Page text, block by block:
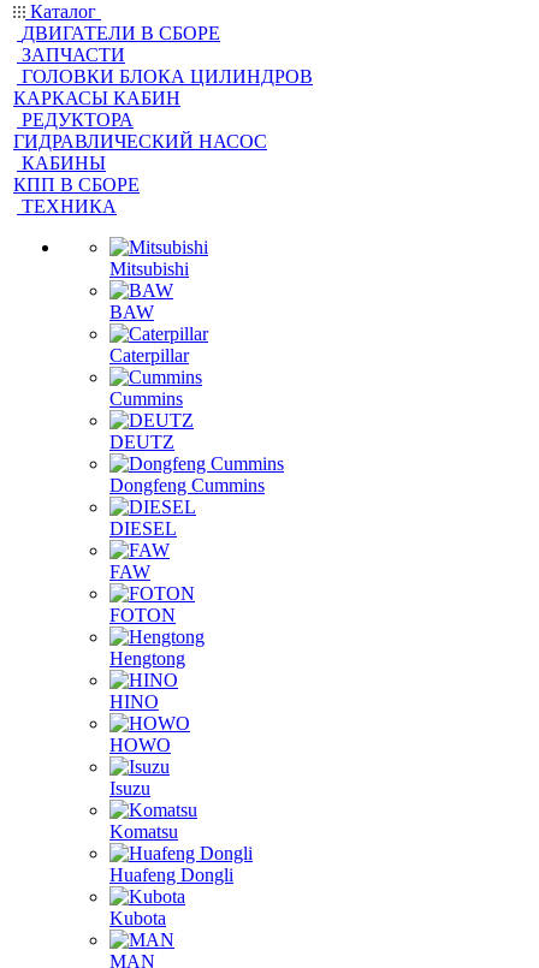
Каталог
ДВИГАТЕЛИ В СБОРЕ
ЗАПЧАСТИ
ГОЛОВКИ БЛОКА ЦИЛИНДРОВ
КАРКАСЫ КАБИН
РЕДУКТОРА
ГИДРАВЛИЧЕСКИЙ НАСОС
КАБИНЫ
КПП В СБОРЕ
ТЕХНИКА
Mitsubishi
BAW
Caterpillar
Cummins
DEUTZ
Dongfeng Cummins
DIESEL
FAW
FOTON
Hengtong
HINO
HOWO
Isuzu
Komatsu
Huafeng Dongli
Kubota
MAN